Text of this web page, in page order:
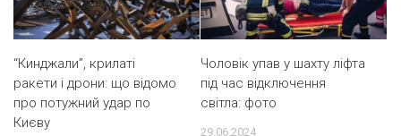
“Кинджали”, крилаті
ракети і дрони: що відомо
про потужний удар по
Києву
Чоловік упав у шахту ліфта
під час відключення
світла: фото
29.06.2024